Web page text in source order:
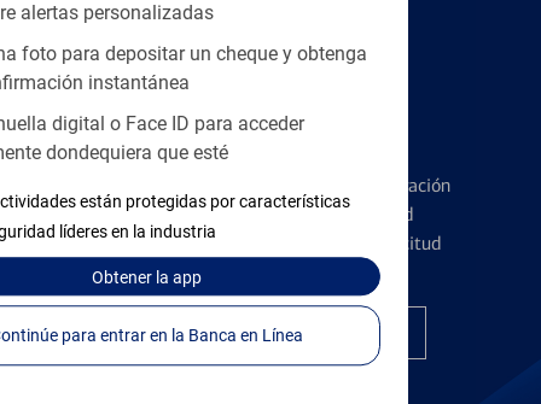
alertas personalizadas
foto para depositar un cheque y obtenga
instantánea
digital o Face ID para acceder
dondequiera que esté
están protegidas por características
líderes en la industria
Obtenerla app
Continúe para entrar en la Banca en Línea
Tarjetas de Crédito
Conozca los pormenores de la administración
de tarjetas de crédito y la identidad
financiera antes de presentar una solicitud
Encuentre la tarjeta correcta